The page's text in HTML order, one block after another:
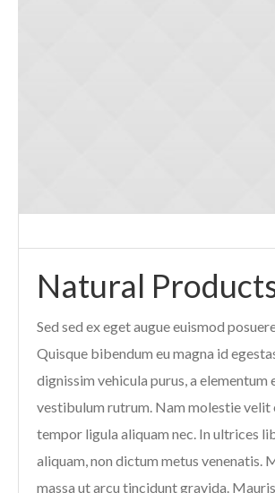
Natural
Sed sed ex eget augue euismod
Quisque bibendum eu magna id
dignissim vehicula purus, a elementum
vestibulum rutrum. Nam molestie velit
tempor ligula aliquam nec. In ultrices
aliquam, non dictum metus venenatis.
massa ut arcu tincidunt gravida.